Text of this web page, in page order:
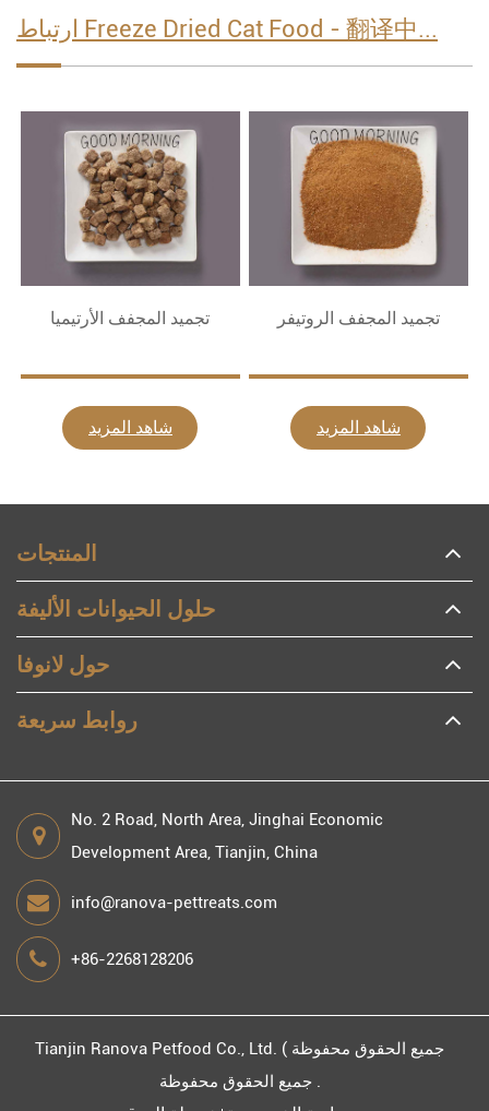
ارتباط Freeze Dried Cat Food - 翻译中...
تجميد المجفف الأرتيميا
شاهد المزيد
تجميد المجفف الروتيفر
شاهد المزيد
المنتجات
حلول الحيوانات الأليفة
حول لانوفا
روابط سريعة
No. 2 Road, North Area, Jinghai Economic
Development Area, Tianjin, China
info@ranova-pettreats.com
+86-2268128206
جميع الحقوق محفوظة ) Tianjin Ranova Petfood Co., Ltd.
جميع الحقوق محفوظة .